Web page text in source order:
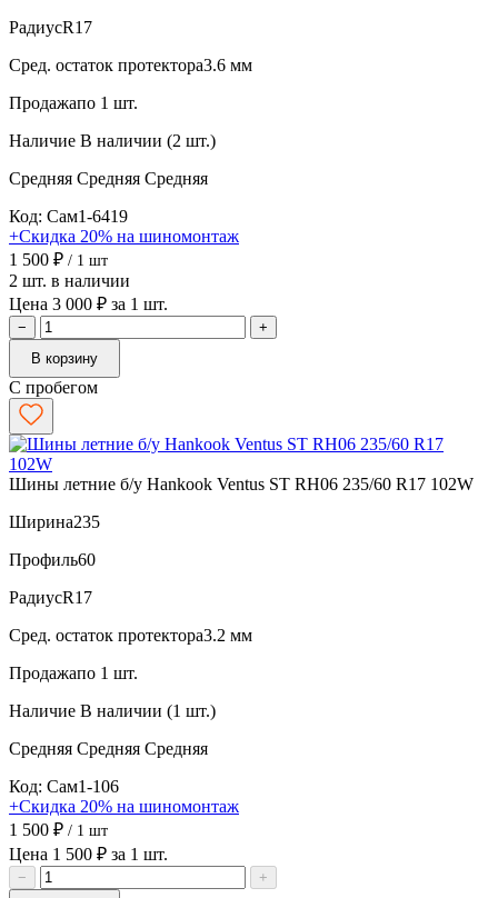
РадиусR17
Сред. остаток протектора3.6 мм
Продажапо 1 шт.
Наличие В наличии (2 шт.)
Средняя Средняя Средняя
Код: Сам1-6419
+Скидка 20% на шиномонтаж
1 500 ₽ / 1 шт
2 шт. в наличии
Цена 3 000 ₽ за 1 шт.
−
+
В корзину
С пробегом
Шины летние б/у Hankook Ventus ST RH06 235/60 R17 102W
Ширина235
Профиль60
РадиусR17
Сред. остаток протектора3.2 мм
Продажапо 1 шт.
Наличие В наличии (1 шт.)
Средняя Средняя Средняя
Код: Сам1-106
+Скидка 20% на шиномонтаж
1 500 ₽ / 1 шт
Цена 1 500 ₽ за 1 шт.
−
+